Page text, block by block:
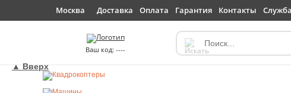
Москва Доставка Оплата Гарантия Контакты
----
▲ Вверх